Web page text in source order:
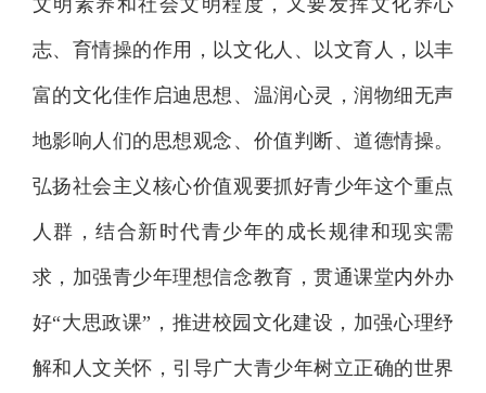
志、育情操的作用，以文化人、以文育人，以丰
富的文化佳作启迪思想、温润心灵，润物细无声
地影响人们的思想观念、价值判断、道德情操。
弘扬社会主义核心价值观要抓好青少年这个重点
人群，结合新时代青少年的成长规律和现实需
求，加强青少年理想信念教育，贯通课堂内外办
好“大思政课”，推进校园文化建设，加强心理纾
解和人文关怀，引导广大青少年树立正确的世界